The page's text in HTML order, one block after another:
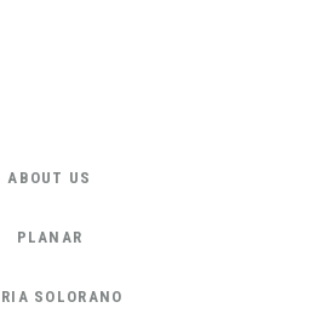
ABOUT US
PLANAR
SOLORANO